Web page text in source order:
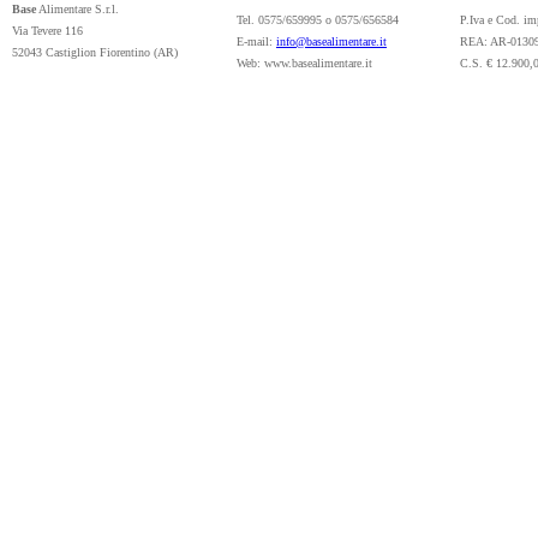
Base Alimentare S.r.l.
Via Tevere 116
52043 Castiglion Fiorentino (AR)
Tel. 0575/659995 o 0575/656584
E-mail: info@basealimentare.it
Web: www.basealimentare.it
P.Iva e Cod.
REA: AR-
C.S. €